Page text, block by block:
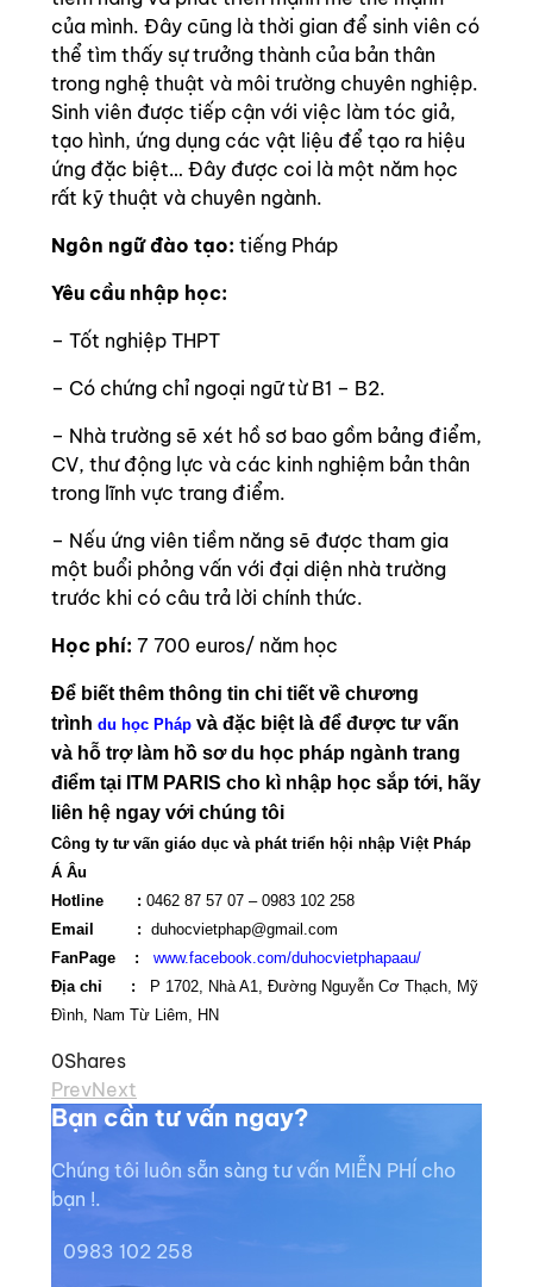
của mình. Đây cũng là thời gian để sinh viên có
thể tìm thấy sự trưởng thành của bản thân
trong nghệ thuật và môi trường chuyên nghiệp.
Sinh viên được tiếp cận với việc làm tóc giả,
tạo hình, ứng dụng các vật liệu để tạo ra hiệu
ứng đặc biệt… Đây được coi là một năm học
rất kỹ thuật và chuyên ngành.
Ngôn ngữ đào tạo: tiếng Pháp
Yêu cầu nhập học:
– Tốt nghiệp THPT
– Có chứng chỉ ngoại ngữ từ B1 – B2.
– Nhà trường sẽ xét hồ sơ bao gồm bảng điểm,
CV, thư động lực và các kinh nghiệm bản thân
trong lĩnh vực trang điểm.
– Nếu ứng viên tiềm năng sẽ được tham gia
một buổi phỏng vấn với đại diện nhà trường
trước khi có câu trả lời chính thức.
Học phí: 7 700 euros/ năm học
Để biết thêm thông tin chi tiết về chương
trình du học Pháp và đặc biệt là để được tư vấn
và hỗ trợ làm hồ sơ du học pháp ngành trang
điểm tại ITM PARIS cho kì nhập học sắp tới, hãy
liên hệ ngay với chúng tôi
Công ty tư vấn giáo dục và phát triển hội nhập Việt Pháp
Á Âu
Hotline : 0462 87 57 07 – 0983 102 258
Email : duhocvietphap@gmail.com
FanPage :
www.facebook.com/duhocvietphapaau/
Địa chỉ :
P 1702, Nhà A1, Đường Nguyễn Cơ Thạch, Mỹ
Đình, Nam Từ Liêm, HN
0Shares
PrevNext
Bạn cần tư vấn ngay?
Chúng tôi luôn sẵn sàng tư vấn MIỄN PHÍ cho
bạn !.
0983 102 258